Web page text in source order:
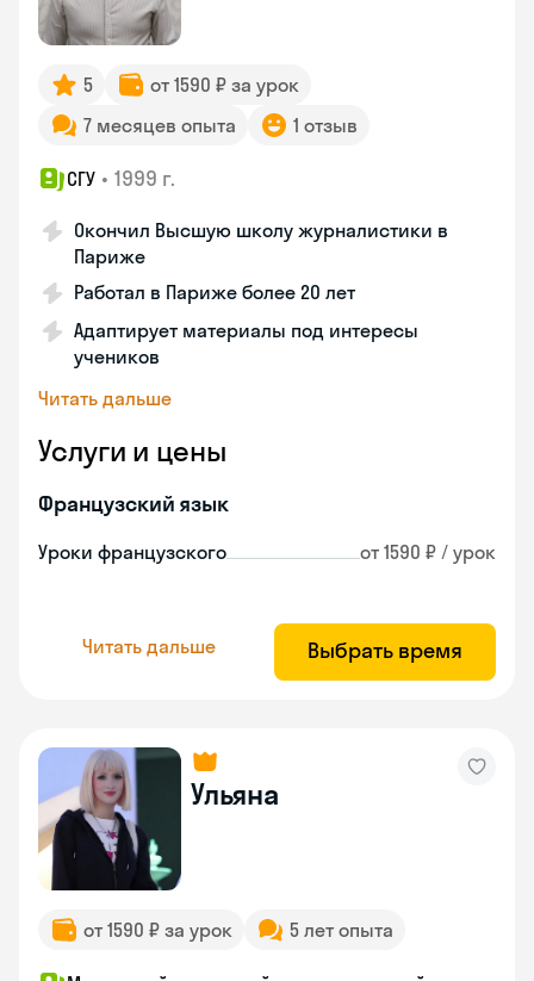
5
от 1590 ₽ за урок
7 месяцев опыта
1 отзыв
СГУ • 1999 г.
Окончил Высшую школу журналистики в
Париже
Работал в Париже более 20 лет
Адаптирует материалы под интересы
учеников
Читать дальше
Услуги и цены
Французский язык
Уроки французского от 1590 ₽ / урок
Читать дальше Выбрать время
Ульяна
от 1590 ₽ за урок 5 лет опыта